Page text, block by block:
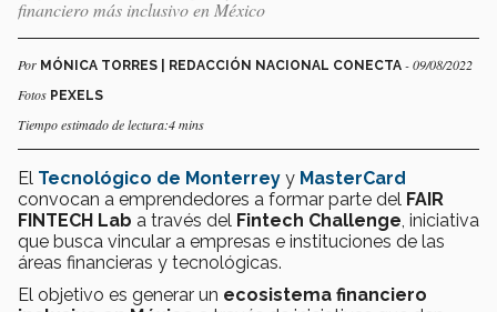
financiero más inclusivo en México
Por MÓNICA TORRES | REDACCIÓN NACIONAL CONECTA - 09/08/2022
Fotos PEXELS
Tiempo estimado de lectura:4 mins
El Tecnológico de Monterrey y MasterCard
convocan a emprendedores a formar parte del FAIR
FINTECH Lab a través del Fintech Challenge , iniciativa
que busca vincular a empresas e instituciones de las
áreas financieras y tecnológicas.
El objetivo es generar un ecosistema financiero